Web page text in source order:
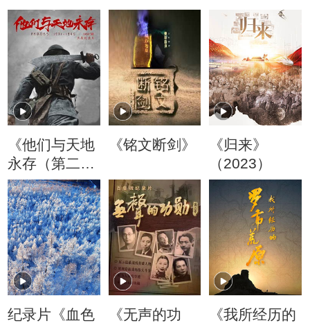
《他们与天地
永存（第二
季）》
《铭文断剑》
《归来》
（2023）
纪录片《血色
《无声的功
《我所经历的